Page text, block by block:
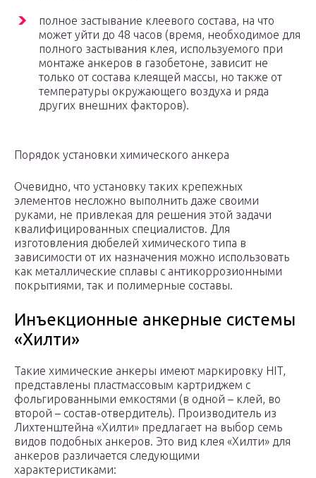
полное застывание клеевого состава, на что
может уйти до 48 часов (время, необходимое для
полного застывания клея, используемого при
монтаже анкеров в газобетоне, зависит не
только от состава клеящей массы, но также от
температуры окружающего воздуха и ряда
других внешних факторов).
Порядок установки химического анкера
Очевидно, что установку таких крепежных
элементов несложно выполнить даже своими
руками, не привлекая для решения этой задачи
квалифицированных специалистов. Для
изготовления дюбелей химического типа в
зависимости от их назначения можно использовать
как металлические сплавы с антикоррозионными
покрытиями, так и полимерные составы.
Инъекционные анкерные системы
«Хилти»
Такие химические анкеры имеют маркировку HIT,
представлены пластмассовым картриджем с
фольгированными емкостями (в одной – клей, во
второй – состав-отвердитель). Производитель из
Лихтенштейна «Хилти» предлагает на выбор семь
видов подобных анкеров. Это вид клея «Хилти» для
анкеров различается следующими
характеристиками: